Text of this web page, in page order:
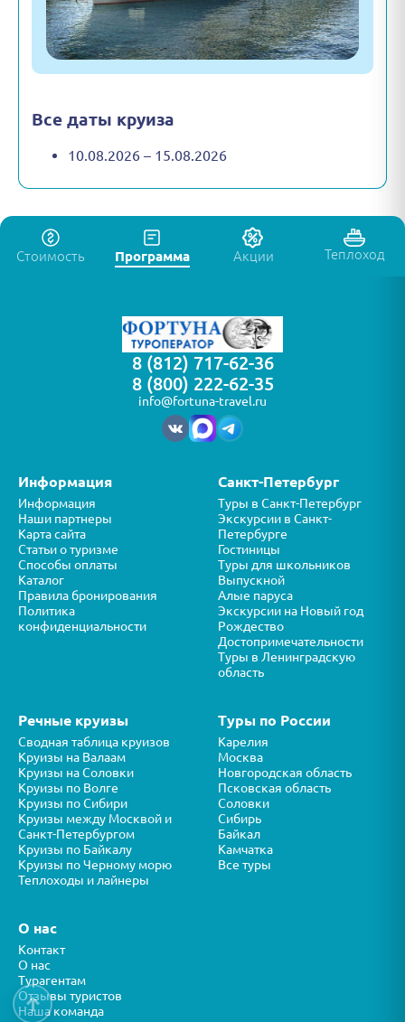
Все даты круиза
10.08.2026 – 15.08.2026
Стоимость Программа Акции Теплоход
8 (812) 717-62-36
8 (800) 222-62-35
info@fortuna-travel.ru
Информация
Информация
Наши партнеры
Карта сайта
Статьи о туризме
Способы оплаты
Каталог
Правила бронирования
Политика
конфиденциальности
Санкт-Петербург
Туры в Санкт-Петербург
Экскурсии в Санкт-
Петербурге
Гостиницы
Туры для школьников
Выпускной
Алые паруса
Экскурсии на Новый год
Рождество
Достопримечательности
Туры в Ленинградскую
область
Речные круизы
Сводная таблица круизов
Круизы на Валаам
Круизы на Соловки
Круизы по Волге
Круизы по Сибири
Круизы между Москвой и
Санкт-Петербургом
Круизы по Байкалу
Круизы по Черному морю
Теплоходы и лайнеры
Туры по России
Карелия
Москва
Новгородская область
Псковская область
Соловки
Сибирь
Байкал
Камчатка
Все туры
О нас
Контакт
О нас
Турагентам
Отзывы туристов
Наша команда
↑